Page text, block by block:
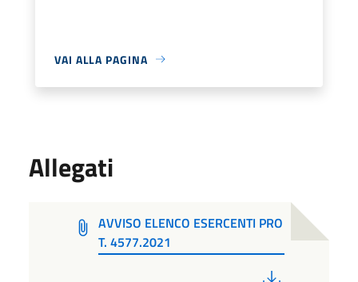
VAI ALLA PAGINA
Allegati
AVVISO ELENCO ESERCENTI PRO
T. 4577.2021